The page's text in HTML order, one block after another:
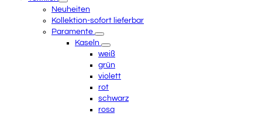
Neuheiten
Kollektion-sofort lieferbar
Paramente
Kaseln
weiß
grün
violett
rot
schwarz
rosa